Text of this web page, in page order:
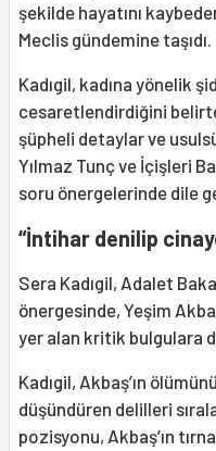
şekilde hayatını
Meclis gündemine taşıdı.
Kadıgil, kadına yönelik
cesaretlendirdiğini
şüpheli detaylar ve
Yılmaz Tunç ve İçişleri
soru önergelerinde dile
“İntihar denilip
Sera Kadıgil, Adalet
önergesinde, Yeşim
yer alan kritik bulgulara
Kadıgil, Akbaş’ın
düşündüren delilleri
pozisyonu, Akbaş’ın